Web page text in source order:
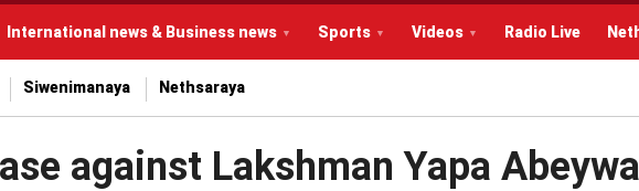
International news & Business news Sports Videos Radio Live
Siwenimanaya Nethsaraya
against Lakshman Yapa